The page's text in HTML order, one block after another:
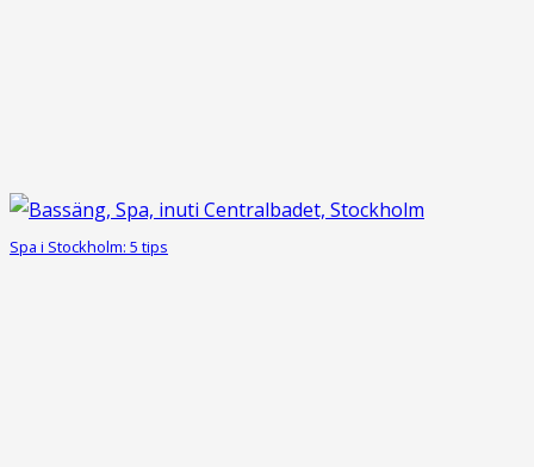
Spa i Stockholm: 5 tips